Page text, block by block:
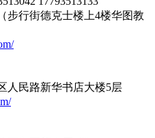
步行街德克士楼上4楼华图教
人民路新华书店大楼5层